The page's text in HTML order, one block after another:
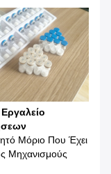
Μόριο Που Έχει
Μηχανισμούς